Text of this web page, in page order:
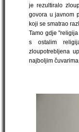
je rezultiralo
govora u javnom
koji se smatrao
Tamo gdje
s ostalim
zloupotrebljena
najboljim